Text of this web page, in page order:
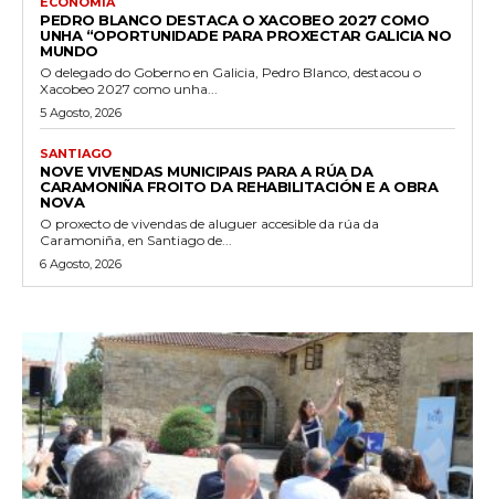
PEDRO BLANCO DESTACA O XACOBEO 2027 COMO
UNHA “OPORTUNIDADE PARA PROXECTAR GALICIA NO
MUNDO
O delegado do Goberno en Galicia, Pedro Blanco, destacou o
Xacobeo 2027 como unha...
5 Agosto, 2026
SANTIAGO
NOVE VIVENDAS MUNICIPAIS PARA A RÚA DA
CARAMONIÑA FROITO DA REHABILITACIÓN E A OBRA
NOVA
O proxecto de vivendas de aluguer accesible da rúa da
Caramoniña, en Santiago de...
6 Agosto, 2026